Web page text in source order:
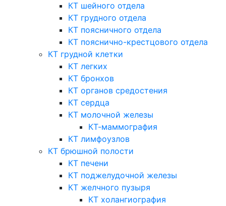
КТ шейного отдела
КТ грудного отдела
КТ поясничного отдела
КТ пояснично-крестцового отдела
КТ грудной клетки
КТ легких
КТ бронхов
КТ органов средостения
КТ сердца
КТ молочной железы
КТ-маммография
КТ лимфоузлов
КТ брюшной полости
КТ печени
КТ поджелудочной железы
КТ желчного пузыря
КТ холангиография